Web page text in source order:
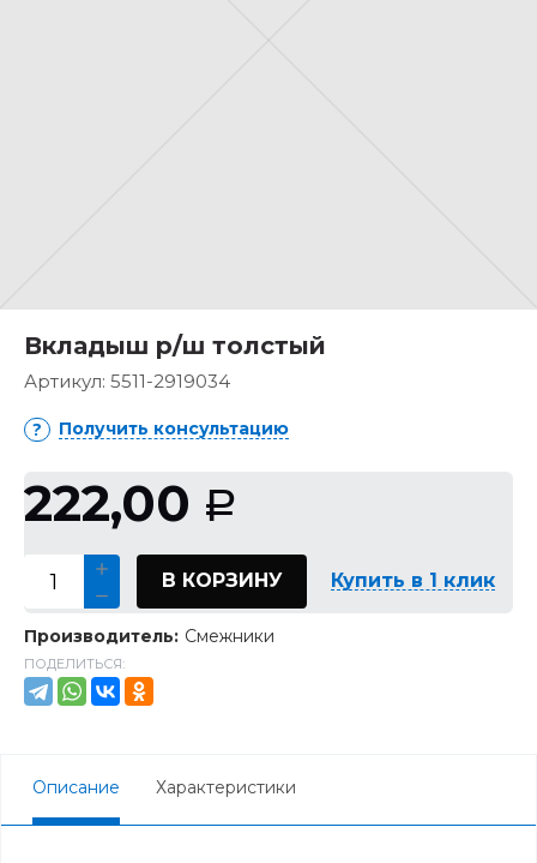
Вкладыш р/ш толстый
Артикул: 5511-2919034
Получить консультацию
222,00 Р
В КОРЗИНУ Купить в 1 клик
Производитель: Смежники
ПОДЕЛИТЬСЯ:
Описание Характеристики